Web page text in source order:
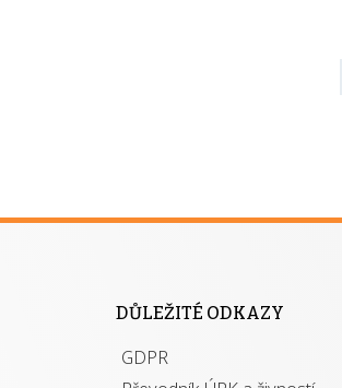
DŮLEŽITÉ ODKAZY
GDPR